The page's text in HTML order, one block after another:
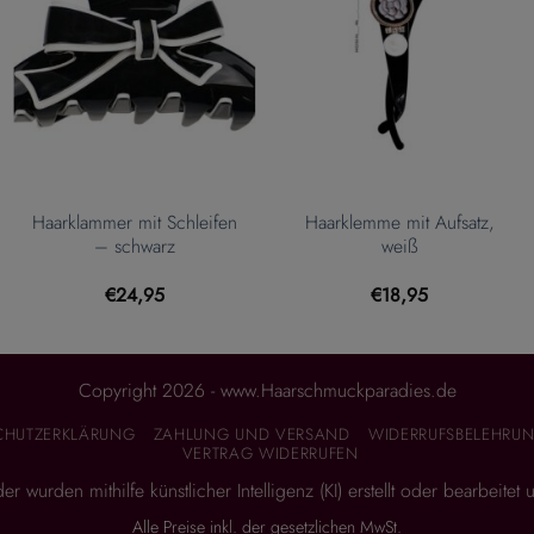
Haarklammer mit Schleifen
– schwarz
€24,95
Haarklemme mit Aufsatz,
weiß
€18,95
Copyright 2026 - www.Haarschmuckparadies.de
ZAHLUNG UND VERSAND
VERTRAG WIDERRUFEN
wurden mithilfe künstlicher Intelligenz (KI) erstellt oder
Alle Preise inkl. der gesetzlichen MwSt.